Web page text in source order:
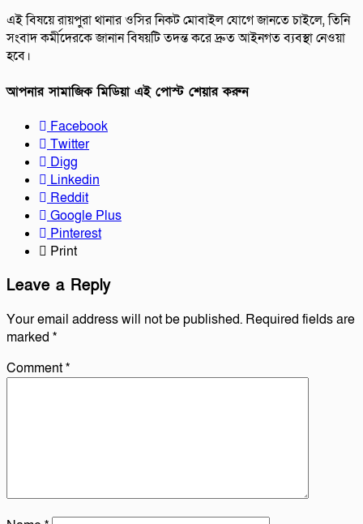
এই বিষয়ে রায়পুরা থানার ওসির নিকট মোবাইল যোগে জানতে চাইলে, তিনি
সংবাদ কর্মীদেরকে জানান বিষয়টি তদন্ত করে দ্রুত আইনগত ব্যবস্থা নেওয়া
হবে।
আপনার সামাজিক মিডিয়া এই পোস্ট শেয়ার করুন
Facebook
Twitter
Digg
Linkedin
Reddit
Google Plus
Pinterest
Print
Leave a Reply
Your email address will not be published. Required fields are
marked *
Comment*